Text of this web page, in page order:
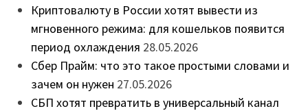
Криптовалюту в России хотят вывести из
мгновенного режима: для кошельков появится
период охлаждения 28.05.2026
Сбер Прайм: что это такое простыми словами и
зачем он нужен 27.05.2026
СБП хотят превратить в универсальный канал